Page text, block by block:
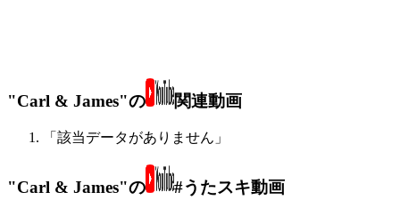
"Carl & James"の 関連動画
「該当データがありません」
"Carl & James"の #うたスキ動画